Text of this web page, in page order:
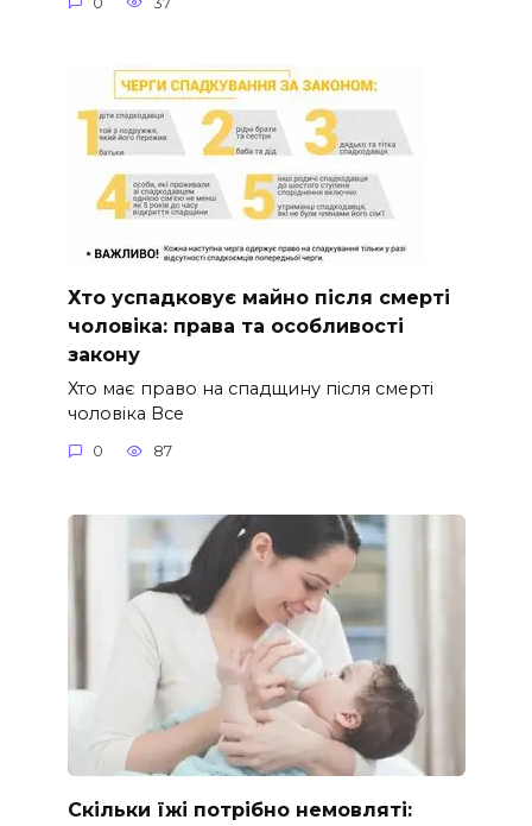
Хто успадковує майно після смерті
чоловіка: права та особливості
закону
Хто має право на спадщину після смерті
чоловіка Все
0 87
Скільки їжі потрібно немовляті: